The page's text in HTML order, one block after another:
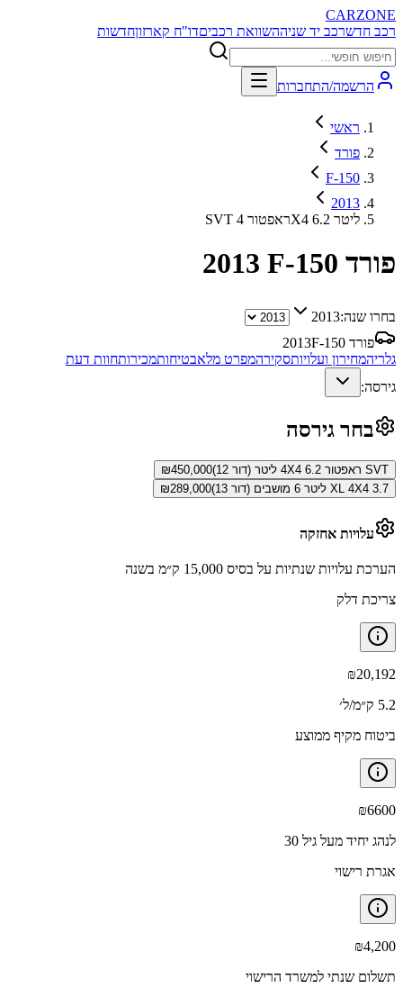
CARZONE
רכב חדשרכב יד שניההשוואת רכביםדו"ח קארזוןחדשות
הרשמה/התחברות
ראשי
פורד
F-150
2013
SVT ראפטור 4X4 6.2 ליטר
פורד F-150 2013
בחרו שנה:2013
פורד F-150
2013
גלריהמחירון ועלויותסקירהמפרט מלאבטיחותמכירותחוות דעת
גירסה:
בחר גירסה
SVT ראפטור 4X4 6.2 ליטר (דור 12) ₪450,000
XL 4X4 3.7 ליטר 6 מושבים (דור 13)
₪289,000
עלויות אחזקה
הערכת עלויות שנתיות על בסיס 15,000 ק״מ בשנה
צריכת דלק
₪20,192
5.2 ק״מ/ל׳
ביטוח מקיף ממוצע
₪6600
לנהג יחיד מעל גיל 30
אגרת רישוי
₪4,200
תשלום שנתי למשרד הרישוי